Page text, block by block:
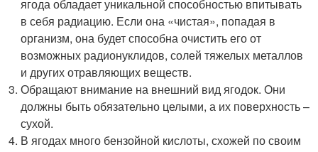
ягода обладает уникальной способностью впитывать
в себя радиацию. Если она «чистая», попадая в
организм, она будет способна очистить его от
возможных радионуклидов, солей тяжелых металлов
и других отравляющих веществ.
Обращают внимание на внешний вид ягодок. Они
должны быть обязательно целыми, а их поверхность –
сухой.
В ягодах много бензойной кислоты, схожей по своим